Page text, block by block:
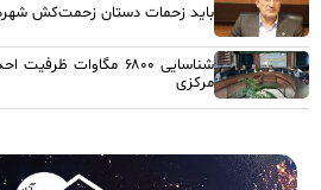
باید زحمات دستان زحمت‌کش
شناسایی ۶۸۰۰ مگاوات
مرکزی